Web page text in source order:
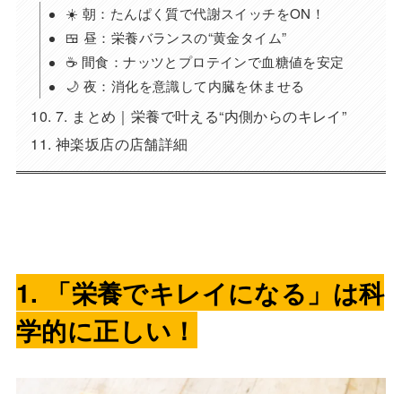
☀️ 朝：たんぱく質で代謝スイッチをON！
🍱 昼：栄養バランスの“黄金タイム”
☕ 間食：ナッツとプロテインで血糖値を安定
🌙 夜：消化を意識して内臓を休ませる
7. まとめ｜栄養で叶える“内側からのキレイ”
神楽坂店の店舗詳細
1. 「栄養でキレイになる」は科
学的に正しい！